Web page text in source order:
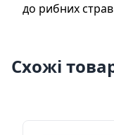
до рибних страв
Схожі